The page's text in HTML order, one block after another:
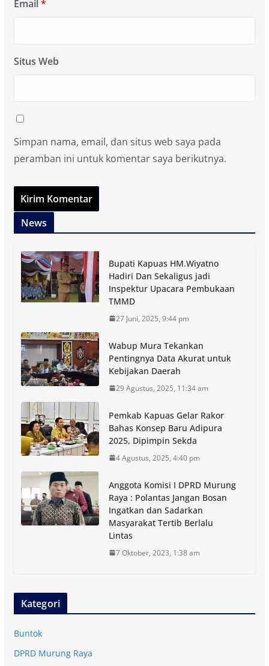
Email *
Situs Web
Simpan nama, email, dan situs web saya pada
peramban ini untuk komentar saya berikutnya.
News
Bupati Kapuas HM.Wiyatno
Hadiri Dan Sekaligus jadi
Inspektur Upacara Pembukaan
TMMD
27 Juni, 2025, 9:44 pm
Wabup Mura Tekankan
Pentingnya Data Akurat untuk
Kebijakan Daerah
29 Agustus, 2025, 11:34 am
Pemkab Kapuas Gelar Rakor
Bahas Konsep Baru Adipura
2025, Dipimpin Sekda
4 Agustus, 2025, 4:40 pm
Anggota Komisi I DPRD Murung
Raya : Polantas Jangan Bosan
Ingatkan dan Sadarkan
Masyarakat Tertib Berlalu
Lintas
7 Oktober, 2023, 1:38 am
Kategori
Buntok
DPRD Murung Raya